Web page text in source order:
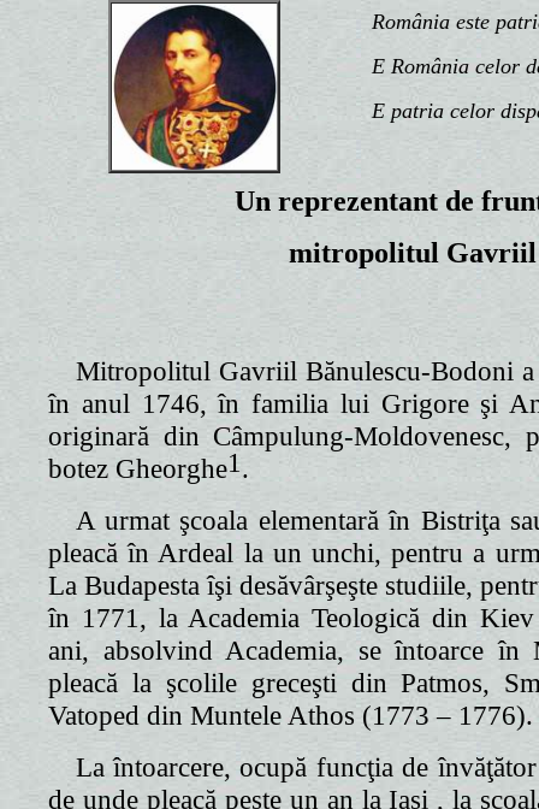
România este
E România celor
E patria celor
Un reprezentant de
mitropolitul Gavriil
Mitropolitul Gavriil Bănulescu-Bodoni
în anul 1746, în familia lui Grigore şi
originară din Câmpulung-Moldovenesc,
botez Gheorghe1.
A urmat şcoala elementară în Bistriţa
pleacă în Ardeal la un unchi, pentru a
La Budapesta îşi desăvârşeşte studiile,
în 1771, la Academia Teologică din
ani, absolvind Academia, se întoarce în
pleacă la şcolile greceşti din Patmos,
Vatoped din Muntele Athos (1773 – 1776).
La întoarcere, ocupă funcţia de
de unde pleacă peste un an la Iaşi , la